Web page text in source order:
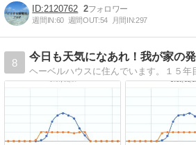
2120762 2
週間IN:60 週間OUT:54 月間IN:297
8
今日も天気になあれ！我が家の